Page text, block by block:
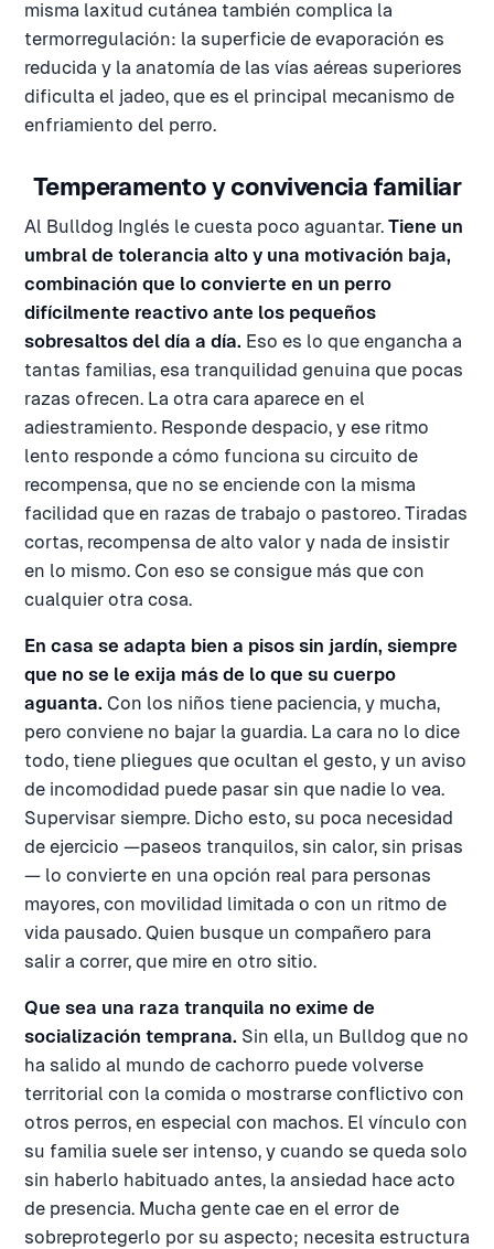
misma laxitud cutánea también complica la
termorregulación: la superficie de evaporación es
reducida y la anatomía de las vías aéreas superiores
dificulta el jadeo, que es el principal mecanismo de
enfriamiento del perro.
Temperamento y convivencia familiar
Al Bulldog Inglés le cuesta poco aguantar. Tiene un
umbral de tolerancia alto y una motivación baja,
combinación que lo convierte en un perro
difícilmente reactivo ante los pequeños
sobresaltos del día a día. Eso es lo que engancha a
tantas familias, esa tranquilidad genuina que pocas
razas ofrecen. La otra cara aparece en el
adiestramiento. Responde despacio, y ese ritmo
lento responde a cómo funciona su circuito de
recompensa, que no se enciende con la misma
facilidad que en razas de trabajo o pastoreo. Tiradas
cortas, recompensa de alto valor y nada de insistir
en lo mismo. Con eso se consigue más que con
cualquier otra cosa.
En casa se adapta bien a pisos sin jardín, siempre
que no se le exija más de lo que su cuerpo
aguanta. Con los niños tiene paciencia, y mucha,
pero conviene no bajar la guardia. La cara no lo dice
todo, tiene pliegues que ocultan el gesto, y un aviso
de incomodidad puede pasar sin que nadie lo vea.
Supervisar siempre. Dicho esto, su poca necesidad
de ejercicio —paseos tranquilos, sin calor, sin prisas
— lo convierte en una opción real para personas
mayores, con movilidad limitada o con un ritmo de
vida pausado. Quien busque un compañero para
salir a correr, que mire en otro sitio.
Que sea una raza tranquila no exime de
socialización temprana. Sin ella, un Bulldog que no
ha salido al mundo de cachorro puede volverse
territorial con la comida o mostrarse conflictivo con
otros perros, en especial con machos. El vínculo con
su familia suele ser intenso, y cuando se queda solo
sin haberlo habituado antes, la ansiedad hace acto
de presencia. Mucha gente cae en el error de
sobreprotegerlo por su aspecto; necesita estructura